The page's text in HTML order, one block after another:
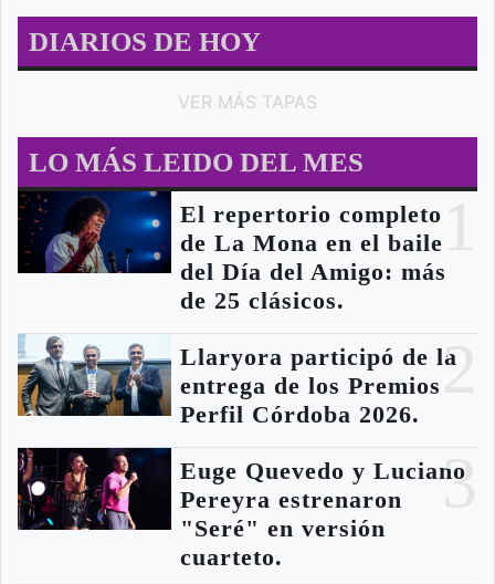
DIARIOS DE HOY
VER MÁS TAPAS
LO MÁS LEIDO DEL MES
El repertorio completo
de La Mona en el baile
del Día del Amigo: más
de 25 clásicos.
2
Llaryora participó de la
entrega de los Premios
Perfil Córdoba 2026.
3
Euge Quevedo y Luciano
Pereyra estrenaron
"Seré" en versión
cuarteto.